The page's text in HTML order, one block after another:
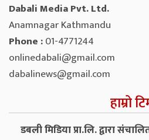
Dabali Media Pvt. Ltd.
Anamnagar Kathmandu
Phone :01-4771244
onlinedabali@gmail.com
dabalinews@gmail.com
हाम्रो
डबली मिडिया प्रा.लि. द्वारा